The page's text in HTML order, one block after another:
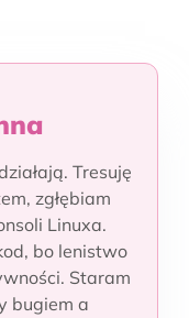
Tresuję
zgłębiam
Linuxa.
bo lenistwo
Staram
bugiem a